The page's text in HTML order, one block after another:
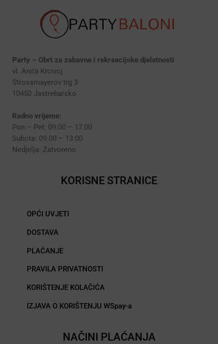
Party – Obrt za zabavne i rekreacijske djelatnosti
vl. Anita Krcivoj
Strossmayerov trg 3
10450 Jastrebarsko
Radno vrijeme:
Pon – Pet: 09:00 – 17:00
Subota: 09:00 – 13:00
Nedjelja: Zatvoreno
KORISNE STRANICE
OPĆI UVJETI
DOSTAVA
PLAĆANJE
PRAVILA PRIVATNOSTI
KORIŠTENJE KOLAČIĆA
IZJAVA O KORIŠTENJU WSpay-a
NAČINI PLAĆANJA